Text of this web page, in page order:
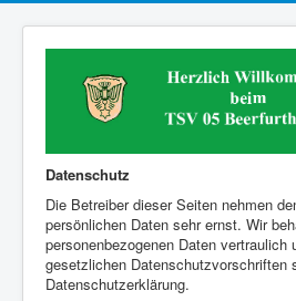
Datenschutz
Die Betreiber dieser Seiten nehmen
persönlichen Daten sehr ernst. Wir
personenbezogenen Daten vertraulich
gesetzlichen Datenschutzvorschriften
Datenschutzerklärung.